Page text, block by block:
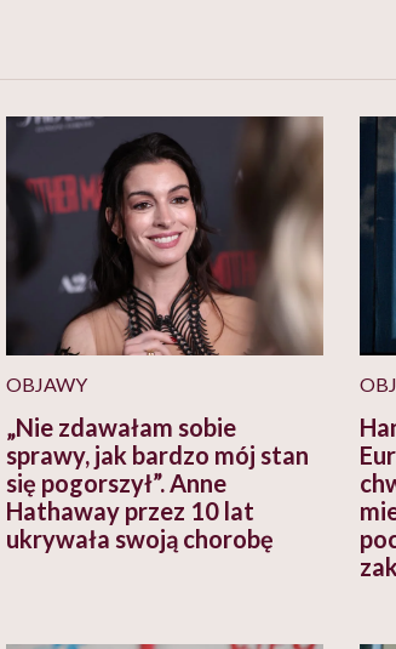
OBJAWY
„Nie zdawałam sobie
sprawy, jak bardzo mój stan
się pogorszył”. Anne
Hathaway przez 10 lat
ukrywała swoją chorobę